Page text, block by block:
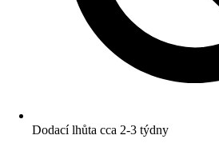
Dodací lhůta cca 2-3 týdny